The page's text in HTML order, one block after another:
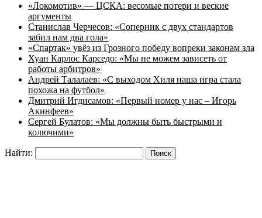
«Локомотив» — ЦСКА: весомые потери и веские
аргументы
Станислав Черчесов: «Соперник с двух стандартов
забил нам два гола»
«Спартак» увёз из Грозного победу вопреки законам зла
Хуан Карлос Карседо: «Мы не можем зависеть от
работы арбитров»
Андрей Талалаев: «С выходом Хиля наша игра стала
похожа на футбол»
Дмитрий Игдисамов: «Первый номер у нас – Игорь
Акинфеев»
Сергей Булатов: «Мы должны быть быстрыми и
колючими»
Найти: